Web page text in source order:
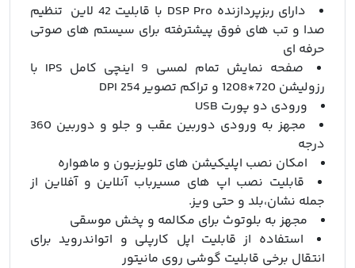
دارای ربزپردازنده DSP Pro با قابلیت 42 لاین تنظیم
صدا و تب های فوق پیشترفته برای سیستم های صوتی
حرفه ای
صفحه نمایش تمام لمسی 9 اینچی کامل IPS با
رزولیشن 720*1208 و تراکم تصویر 254 DPI
ورودی دو پورت USB
مجهز به ورودی دوربین عقب و جلو و دوربین 360
درجه
امکان نصب اپلیکیشن های تلویزیون و ماهواره
قابلیت نصب اپ های مسیرباب آنلاین و آفلاین از
جمله نشان،بلد و حتی ویز.
مجهز به بلوتوث برای مکالمه و پخش موسقی
استفاده از قابلیت اپل کارپلی و اتواندروید برای
انتقال برخی قابلیت گوشی روی مانیتور